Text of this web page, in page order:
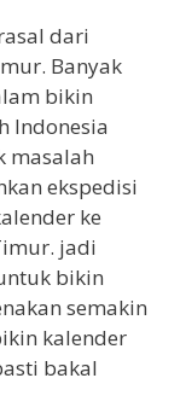
dari
Banyak
bikin
Indonesia
masalah
ekspedisi
ke
jadi
bikin
semakin
kalender
bakal